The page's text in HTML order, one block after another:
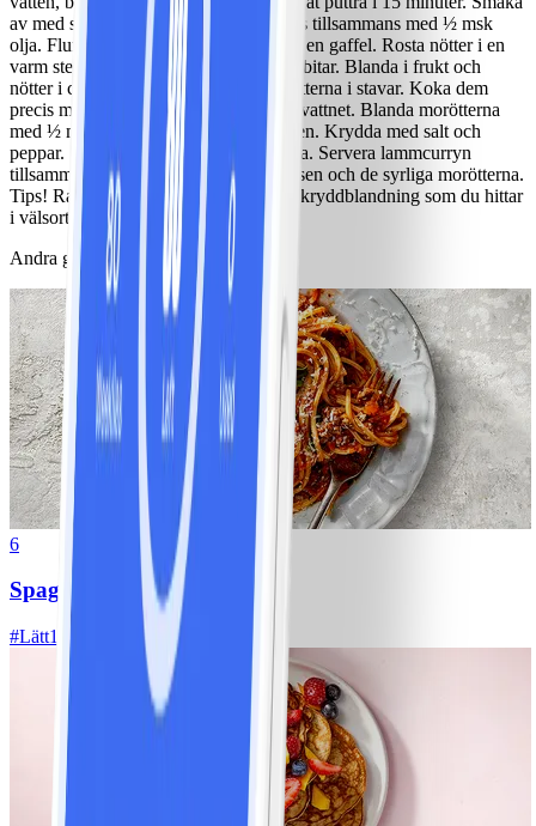
av med salt och peppar. Koka couscous tillsammans med ½ msk
olja. Fluffa upp couscous med hjälp av en gaffel. Rosta nötter i en
varm stekpanna. Skär frukten i mindre bitar. Blanda i frukt och
nötter i couscous. Skala och skär morötterna i stavar. Koka dem
precis mjuka i lättsaltat vatten. Häll av vattnet. Blanda morötterna
med ½ msk olja och pressa i citronsaften. Krydda med salt och
peppar. Strö till sist över hackad persilja. Servera lammcurryn
tillsammans med den fruktiga couscousen och de syrliga morötterna.
Tips! Ras el hanout är en Marockansk kryddblandning som du hittar
i välsorterade livsmedelsbutiker.
Andra gillade också
6
Spagetti med köttfärssås
#Lätt10 MIN